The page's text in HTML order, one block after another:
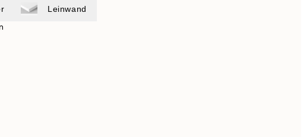
Leinwand